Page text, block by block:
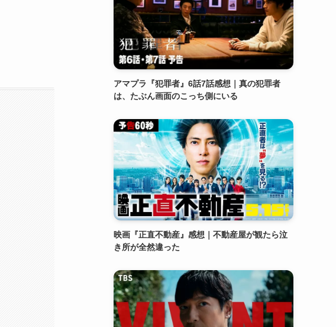
アマプラ『犯罪者』6話7話感想｜真の犯罪者
は、たぶん画面のこっち側にいる
映画『正直不動産』感想｜不動産屋が観たら泣
き所が全然違った